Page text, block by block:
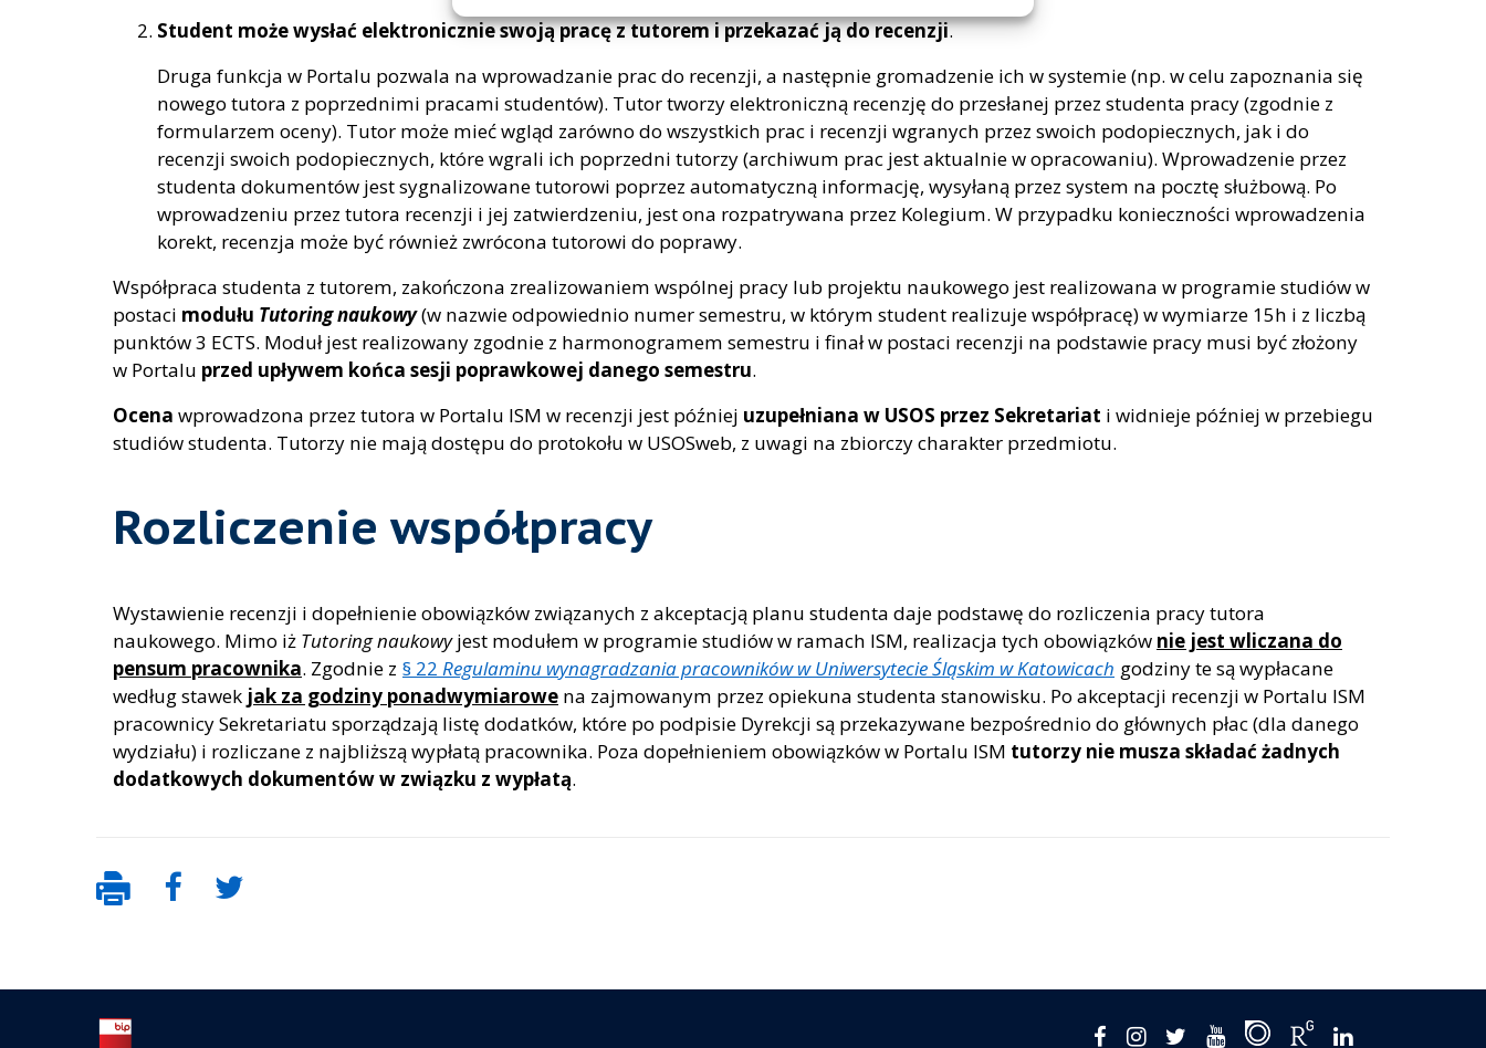
Student może wysłać elektronicznie swoją pracę z tutorem i przekazać ją do recenzji.
Druga funkcja w Portalu pozwala na wprowadzanie prac do recenzji, a następnie gromadzenie ich w systemie (np. w celu zapoznania się
nowego tutora z poprzednimi pracami studentów). Tutor tworzy elektroniczną recenzję do przesłanej przez studenta pracy (zgodnie z
formularzem oceny). Tutor może mieć wgląd zarówno do wszystkich prac i recenzji wgranych przez swoich podopiecznych, jak i do
recenzji swoich podopiecznych, które wgrali ich poprzedni tutorzy (archiwum prac jest aktualnie w opracowaniu). Wprowadzenie przez
studenta dokumentów jest sygnalizowane tutorowi poprzez automatyczną informację, wysyłaną przez system na pocztę służbową. Po
wprowadzeniu przez tutora recenzji i jej zatwierdzeniu, jest ona rozpatrywana przez Kolegium. W przypadku konieczności wprowadzenia
korekt, recenzja może być również zwrócona tutorowi do poprawy.
Współpraca studenta z tutorem, zakończona zrealizowaniem wspólnej pracy lub projektu naukowego jest realizowana w programie studiów w
postaci modułu Tutoring naukowy(w nazwie odpowiednio numer semestru, w którym student realizuje współpracę) w wymiarze 15h i z liczbą
punktów 3 ECTS. Moduł jest realizowany zgodnie z harmonogramem semestru i finał w postaci recenzji na podstawie pracy musi być złożony
w Portalu przed upływem końca sesji poprawkowej danego semestru.
Ocena wprowadzona przez tutora w Portalu ISM w recenzji jest później uzupełniana w USOS przez Sekretariat i widnieje później w przebiegu
studiów studenta. Tutorzy nie mają dostępu do protokołu w USOSweb, z uwagi na zbiorczy charakter przedmiotu.
Rozliczenie współpracy
Wystawienie recenzji i dopełnienie obowiązków związanych z akceptacją planu studenta daje podstawę do rozliczenia pracy tutora
naukowego. Mimo iż Tutoring naukowyjest modułem w programie studiów w ramach ISM, realizacja tych obowiązków nie jest wliczana do
pensum pracownika. Zgodnie z § 22 Regulaminu wynagradzania pracowników w Uniwersytecie Śląskim w Katowicach godziny te są wypłacane
według stawek jak za godziny ponadwymiarowe na zajmowanym przez opiekuna studenta stanowisku. Po akceptacji recenzji w Portalu ISM
pracownicy Sekretariatu sporządzają listę dodatków, które po podpisie Dyrekcji są przekazywane bezpośrednio do głównych płac (dla danego
wydziału) i rozliczane z najbliższą wypłatą pracownika. Poza dopełnieniem obowiązków w Portalu ISM tutorzy nie musza składać żadnych
dodatkowych dokumentów w związku z wypłatą.